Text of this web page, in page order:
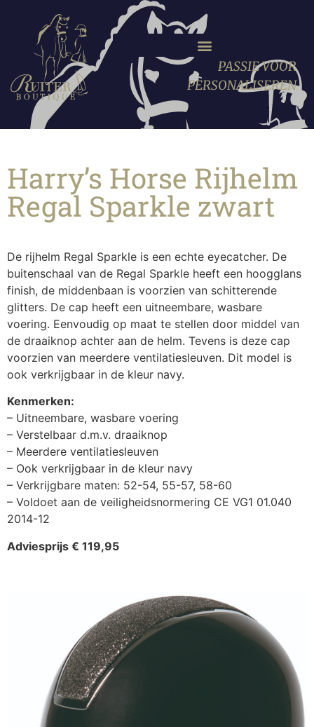
PASSIE VOOR
PERSONALISEREN
Harry’s Horse Rijhelm
Regal Sparkle zwart
De rijhelm Regal Sparkle is een echte eyecatcher. De
buitenschaal van de Regal Sparkle heeft een hoogglans
finish, de middenbaan is voorzien van schitterende
glitters. De cap heeft een uitneembare, wasbare
voering. Eenvoudig op maat te stellen door middel van
de draaiknop achter aan de helm. Tevens is deze cap
voorzien van meerdere ventilatiesleuven. Dit model is
ook verkrijgbaar in de kleur navy.
Kenmerken:
– Uitneembare, wasbare voering
– Verstelbaar d.m.v. draaiknop
– Meerdere ventilatiesleuven
– Ook verkrijgbaar in de kleur navy
– Verkrijgbare maten: 52-54, 55-57, 58-60
– Voldoet aan de veiligheidsnormering CE VG1 01.040
2014-12
Adviesprijs € 119,95